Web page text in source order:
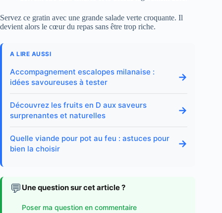
Servez ce gratin avec une grande salade verte croquante. Il
devient alors le cœur du repas sans être trop riche.
A LIRE AUSSI
Accompagnement escalopes milanaise :
idées savoureuses à tester
→
Découvrez les fruits en D aux saveurs
surprenantes et naturelles
→
Quelle viande pour pot au feu : astuces pour
bien la choisir
→
💬 Une question sur cet article ?
Poser ma question en commentaire